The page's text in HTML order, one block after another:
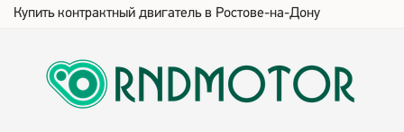
Купить контрактный двигатель в Ростове-на-Дону